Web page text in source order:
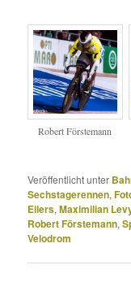
Robert Förstemann
Veröffentlicht unter
Sechstagerennen,
Eilers,Maximilian
Robert Förstemann,
Velodrom